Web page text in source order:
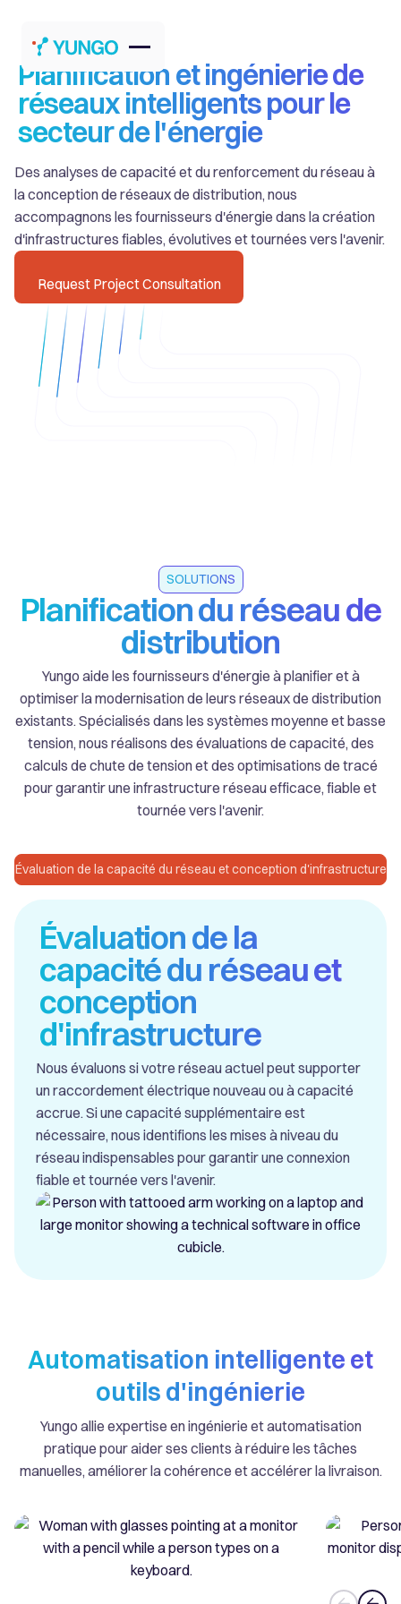
Planification et ingénierie de
réseaux intelligents pour le
secteur de l'énergie
Des analyses de capacité et du renforcement du réseau à
la conception de réseaux de distribution, nous
accompagnons les fournisseurs d'énergie dans la création
d'infrastructures fiables, évolutives et tournées vers l'avenir.
Request Project Consultation
SOLUTIONS
Planification du réseau de
distribution
Yungo aide les fournisseurs d'énergie à planifier et à
optimiser la modernisation de leurs réseaux de distribution
existants. Spécialisés dans les systèmes moyenne et basse
tension, nous réalisons des évaluations de capacité, des
calculs de chute de tension et des optimisations de tracé
pour garantir une infrastructure réseau efficace, fiable et
tournée vers l'avenir.
Évaluation de la capacité du réseau et conception d'infrastructure
Évaluation de la
capacité du réseau et
conception
d'infrastructure
Nous évaluons si votre réseau actuel peut supporter
un raccordement électrique nouveau ou à capacité
accrue. Si une capacité supplémentaire est
nécessaire, nous identifions les mises à niveau du
réseau indispensables pour garantir une connexion
fiable et tournée vers l'avenir.
Automatisation intelligente et
outils d'ingénierie
Yungo allie expertise en ingénierie et automatisation
pratique pour aider ses clients à réduire les tâches
manuelles, améliorer la cohérence et accélérer la livraison.